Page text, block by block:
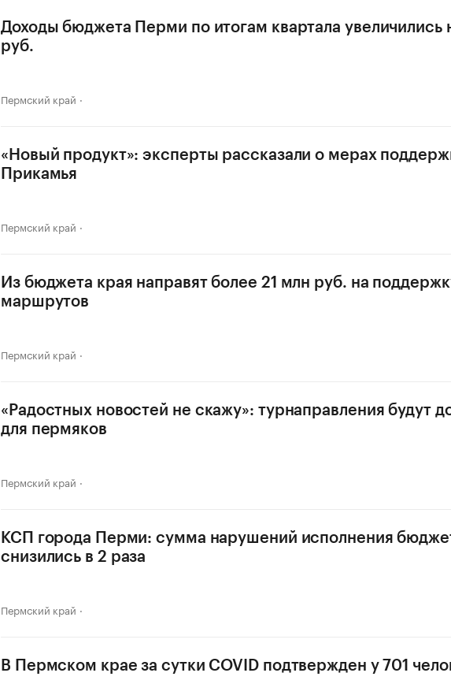
Доходы бюджета Перми по итогам квартала увеличились
руб.
Пермский край
«Новый продукт»: эксперты рассказали о мерах
Прикамья
Пермский край
Из бюджета края направят более 21 млн руб. на
маршрутов
Пермский край
«Радостных новостей не скажу»: турнаправления будут
для пермяков
Пермский край
КСП города Перми: сумма нарушений исполнения
снизились в 2 раза
Пермский край
В Пермском крае за сутки COVID подтвержден у 701